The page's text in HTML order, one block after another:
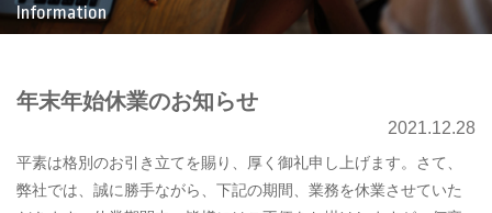
Information
年末年始休業のお知らせ
2021.12.28
平素は格別のお引き立てを賜り、厚く御礼申し上げます。さて、
弊社では、誠に勝手ながら、下記の期間、業務を休業させていた